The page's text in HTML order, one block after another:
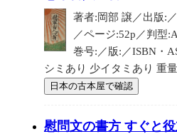
著者:岡部 譲／出版:
／ページ:52p／判型
巻号:／版:／ISBN・
シミあり 少イタミあり 重
日本の古本屋で確認
慰問文の書方 すぐと